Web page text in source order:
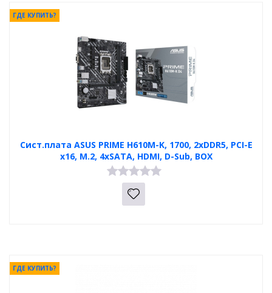
Сист.плата ASUS PRIME H610M-K, 1700, 2xDDR5, PCI-E
x16, M.2, 4xSATA, HDMI, D-Sub, BOX
ГДЕ КУПИТЬ?
ГДЕ КУПИТЬ?